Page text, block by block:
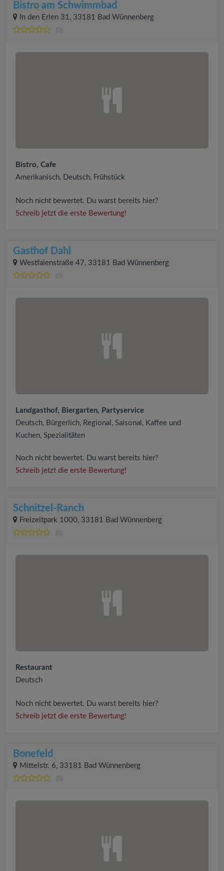
Bistro am Schwimmbad
In den Erlen 31, 33181 Bad Wünnenberg
(0)
Bistro, Cafe
Amerikanisch, Deutsch, Frühstück
Noch nicht bewertet. Du warst bereits hier?
Schreib jetzt die erste Bewertung!
Gasthof Dahl
Westfalenstraße 47, 33181 Bad Wünnenberg
(0)
Landgasthof, Biergarten, Partyservice
Deutsch, Bürgerlich, Regional, Saisonal, Kaffee und
Kuchen, Spezialitäten
Noch nicht bewertet. Du warst bereits hier?
Schreib jetzt die erste Bewertung!
Schnitzel-Ranch
Freizeitpark 1000, 33181 Bad Wünnenberg
(0)
Restaurant
Deutsch
Noch nicht bewertet. Du warst bereits hier?
Schreib jetzt die erste Bewertung!
Bonefeld
Mittelstr. 6, 33181 Bad Wünnenberg
(0)